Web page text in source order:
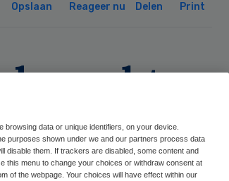
Opslaan Reageer nu Delen Print
rechter
en zus
data or unique identifiers, on your device.
purposes shown under we and our partners process data
disable them. If trackers are disabled, some content and
this menu to change your choices or withdraw consent at
of the webpage. Your choices will have effect within our